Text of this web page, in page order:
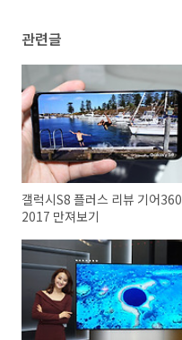
관련글
갤럭시S8 플러스 리뷰 기어360
2017 만져보기